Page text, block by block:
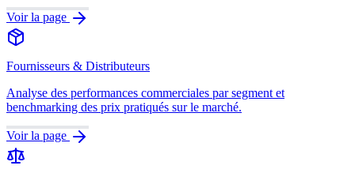
Voir la page
Fournisseurs & Distributeurs
Analyse des performances commerciales par segment et
benchmarking des prix pratiqués sur le marché.
Voir la page